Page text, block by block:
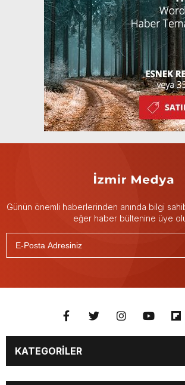
Günün önemli haberlerinden anında bilgi
eğer haber bültenine üye
KATEGORİLER
GÜNDEM DÜNYA